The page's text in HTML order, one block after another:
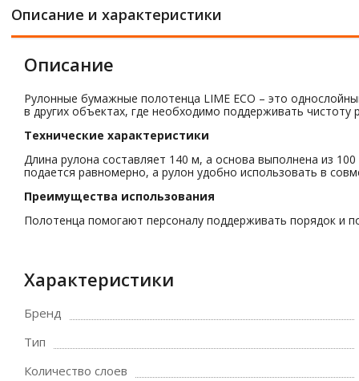
Описание и характеристики
Описание
Рулонные бумажные полотенца LIME ECO – это
в других объектах, где необходимо поддерживать чистоту
Технические характеристики
Длина рулона составляет 140 м, а основа выполнена из
подается равномерно, а рулон удобно использовать в
Преимущества использования
Полотенца помогают персоналу поддерживать порядок и
Характеристики
Бренд
Тип
Количество слоев